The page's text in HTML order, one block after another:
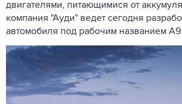
двигателями, питающимися от
компания "Ауди" ведет сегодня
автомобиля под рабочим названием А9